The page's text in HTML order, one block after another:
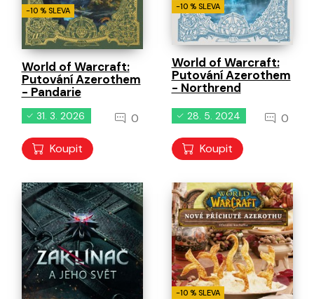
-10 % SLEVA
World of Warcraft:
Putování Azerothem
- Pandarie
31. 3. 2026 0
Koupit
-10 % SLEVA
World of Warcraft:
Putování Azerothem
- Northrend
28. 5. 2024 0
Koupit
-10 % SLEVA